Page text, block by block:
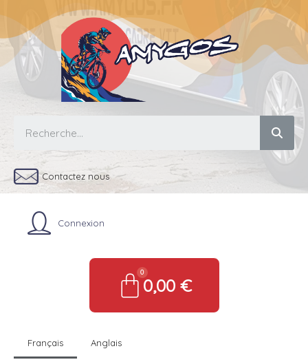
Contactez nous
Connexion
0,00 €
Français Anglais